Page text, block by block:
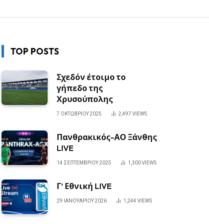
TOP POSTS
Σχεδόν έτοιμο το
γήπεδο της
Χρυσούπολης
7 ΟΚΤΩΒΡΊΟΥ 2025 2,497 VIEWS
Πανθρακικός-ΑΟ Ξάνθης
LIVE
14 ΣΕΠΤΕΜΒΡΊΟΥ 2025 1,300VIEWS
Γ’ Εθνική LIVE
29 ΙΑΝΟΥΑΡΊΟΥ 2026 1,244 VIEWS